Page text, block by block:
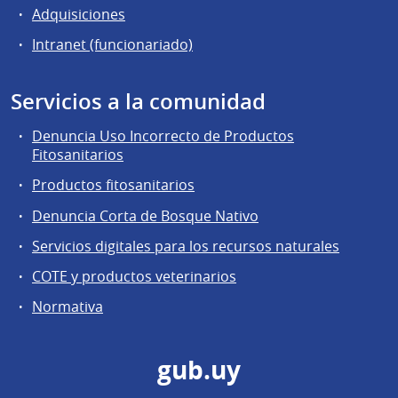
Adquisiciones
Intranet (funcionariado)
Servicios a la comunidad
Denuncia Uso Incorrecto de Productos
Fitosanitarios
Productos fitosanitarios
Denuncia Corta de Bosque Nativo
Servicios digitales para los recursos naturales
COTE y productos veterinarios
Normativa
gub.uy